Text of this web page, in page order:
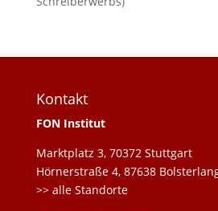
Kontakt
FON Institut
Marktplatz 3, 70372 Stuttgart
Hörnerstraße 4, 87638
>> alle Standorte